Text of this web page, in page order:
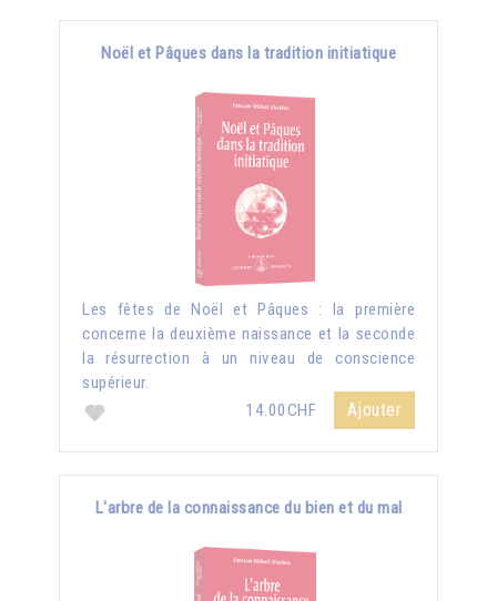
Noël et Pâques dans la tradition initiatique
Les fêtes de Noël et Pâques : la première
concerne la deuxième naissance et la seconde
la résurrection à un niveau de conscience
supérieur.
14.00CHF
Ajouter
L'arbre de la connaissance du bien et du mal